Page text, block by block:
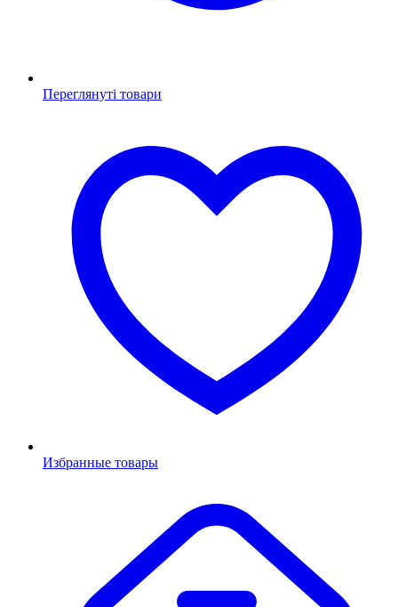
Переглянуті товари
Избранные товары